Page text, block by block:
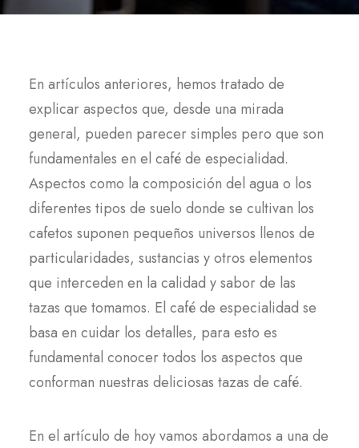
En artículos anteriores, hemos tratado de
explicar aspectos que, desde una mirada
general, pueden parecer simples pero que son
fundamentales en el café de especialidad.
Aspectos como la composición del agua o los
diferentes tipos de suelo donde se cultivan los
cafetos suponen pequeños universos llenos de
particularidades, sustancias y otros elementos
que interceden en la calidad y sabor de las
tazas que tomamos. El café de especialidad se
basa en cuidar los detalles, para esto es
fundamental conocer todos los aspectos que
conforman nuestras deliciosas tazas de café.
En el artículo de hoy vamos abordamos a una de